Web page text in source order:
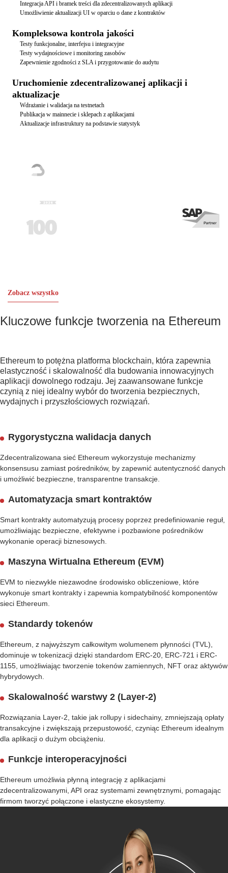
Integracja API i bramek treści dla zdecentralizowanych aplikacji
Umożliwienie aktualizacji UI w oparciu o dane z kontraktów
Kompleksowa kontrola jakości
Testy funkcjonalne, interfejsu i integracyjne
Testy wydajnościowe i monitoring zasobów
Zapewnienie zgodności z SLA i przygotowanie do audytu
Uruchomienie zdecentralizowanej aplikacji i
aktualizacje
Wdrażanie i walidacja na testnetach
Publikacja w mainnecie i sklepach z aplikacjami
Aktualizacje infrastruktury na podstawie statystyk
Zobacz wszystko
Kluczowe funkcje tworzenia na Ethereum
Ethereum to potężna platforma blockchain, która zapewnia
elastyczność i skalowalność dla budowania innowacyjnych
aplikacji dowolnego rodzaju. Jej zaawansowane funkcje
czynią z niej idealny wybór do tworzenia bezpiecznych,
wydajnych i przyszłościowych rozwiązań.
Rygorystyczna walidacja danych
Zdecentralizowana sieć Ethereum wykorzystuje mechanizmy
konsensusu zamiast pośredników, by zapewnić autentyczność danych
i umożliwić bezpieczne, transparentne transakcje.
Automatyzacja smart kontraktów
Smart kontrakty automatyzują procesy poprzez predefiniowanie reguł,
umożliwiając bezpieczne, efektywne i pozbawione pośredników
wykonanie operacji biznesowych.
Maszyna Wirtualna Ethereum (EVM)
EVM to niezwykle niezawodne środowisko obliczeniowe, które
wykonuje smart kontrakty i zapewnia kompatybilność komponentów
sieci Ethereum.
Standardy tokenów
Ethereum, z najwyższym całkowitym wolumenem płynności (TVL),
dominuje w tokenizacji dzięki standardom ERC-20, ERC-721 i ERC-
1155, umożliwiając tworzenie tokenów zamiennych, NFT oraz aktywów
hybrydowych.
Skalowalność warstwy 2 (Layer-2)
Rozwiązania Layer-2, takie jak rollupy i sidechainy, zmniejszają opłaty
transakcyjne i zwiększają przepustowość, czyniąc Ethereum idealnym
dla aplikacji o dużym obciążeniu.
Funkcje interoperacyjności
Ethereum umożliwia płynną integrację z aplikacjami
zdecentralizowanymi, API oraz systemami zewnętrznymi, pomagając
firmom tworzyć połączone i elastyczne ekosystemy.